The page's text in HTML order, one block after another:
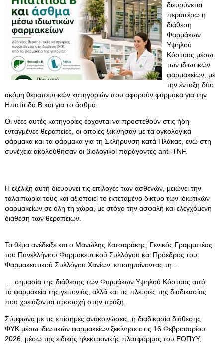
διευρύνεται
περαιτέρω η
διάθεση
Φαρμάκων
Υψηλού
Κόστους μέσω
των ιδιωτικών
φαρμακείων, με
την ένταξη δύο
ακόμη θεραπευτικών κατηγοριών που αφορούν φάρμακα για την
Ηπατίτιδα Β και για το άσθμα.
Οι νέες αυτές κατηγορίες έρχονται να προστεθούν στις ήδη
ενταγμένες θεραπείες, οι οποίες ξεκίνησαν με τα ογκολογικά
φάρμακα και τα φάρμακα για τη Σκλήρυνση κατά Πλάκας, ενώ στη
συνέχεια ακολούθησαν οι βιολογικοί παράγοντες anti-TNF.
Η εξέλιξη αυτή διευρύνει τις επιλογές των ασθενών, μειώνει την
ταλαιπωρία τους και αξιοποιεί το εκτεταμένο δίκτυο των ιδιωτικών
φαρμακείων σε όλη τη χώρα, με στόχο την ασφαλή και ελεγχόμενη
διάθεση των θεραπειών.
Το θέμα ανέδειξε και ο Μανώλης Κατσαράκης, Γενικός Γραμματέας
του Πανελλήνιου Φαρμακευτικού Συλλόγου και Πρόεδρος του
Φαρμακευτικού Συλλόγου Χανίων, επισημαίνοντας τη...
.... σημασία της διάθεσης των Φαρμάκων Υψηλού Κόστους από
τα φαρμακεία της γειτονιάς, αλλά και τις πλευρές της διαδικασίας
που χρειάζονται προσοχή στην πράξη.
Σύμφωνα με τις επίσημες ανακοινώσεις, η διαδικασία διάθεσης
ΦΥΚ μέσω ιδιωτικών φαρμακείων ξεκίνησε στις 16 Φεβρουαρίου
2026, μέσω της ειδικής ηλεκτρονικής πλατφόρμας του ΕΟΠΥΥ,